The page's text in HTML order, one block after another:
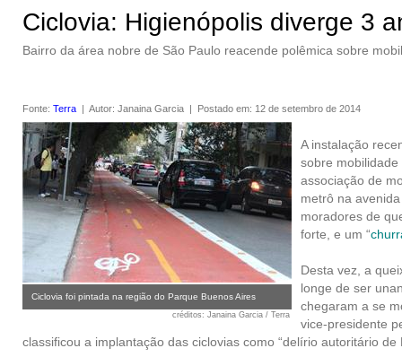
Ciclovia: Higienópolis diverge 3
Bairro da área nobre de São Paulo reacende polêmica sobre
Fonte: Terra | Autor: Janaina Garcia | Postado em: 12 de setembro de 2014
Ciclovia foi pintada na região do Parque Buenos Aires
créditos: Janaina Garcia / Terra
A instalação
sobre
associação de
metrô na
moradores de
forte, e um “
Desta vez, a
longe de ser
chegaram a se
vice-presidente
classificou a implantação das ciclovias como “delírio autoritário